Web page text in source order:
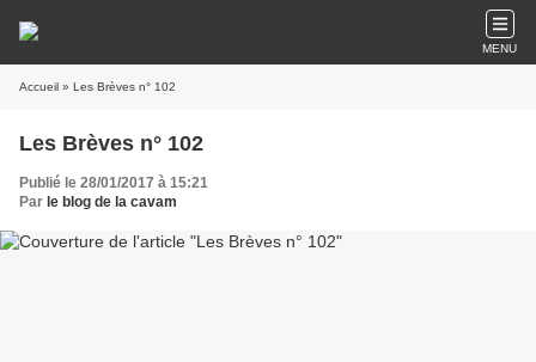
MENU
Accueil » Les Brèves n° 102
Les Brèves n° 102
Publié le 28/01/2017 à 15:21
Par le blog de la cavam